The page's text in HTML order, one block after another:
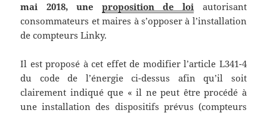
mai 2018, une proposition de loi autorisant
consommateurs et maires à s’opposer à l’installation
de compteurs Linky.
Il est proposé à cet effet de modifier l’article L341-4
du code de l’énergie ci-dessus afin qu’il soit
clairement indiqué que « il ne peut être procédé à
une installation des dispositifs prévus (compteurs